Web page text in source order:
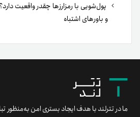
پول‌شویی با رمزارزها چقدر واقعیت
و باورهای اشتباه
ما در تترلند با هدف ایجاد بستری امن به‌منظور